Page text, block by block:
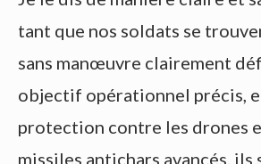
tant que nos soldats se
sans manœuvre clairement
objectif opérationnel précis,
protection contre les drones
missiles antichars avancés, ils